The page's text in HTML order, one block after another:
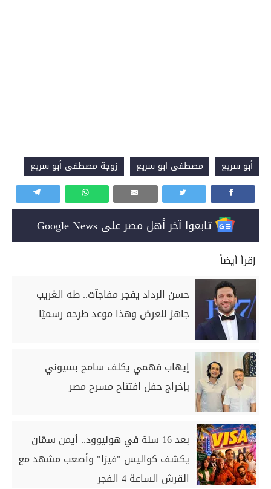
أبو سريع مصطفى ابو سريع زوجة مصطفى أبو سريع
تابعوا آخر أهل مصر على Google News
إقرأ أيضاً
حسن الرداد يفجر مفاجآت.. طه الغريب
جاهز للعرض وهذا موعد طرحه رسميًا
إيهاب فهمي يكلف سامح بسيوني
بإخراج حفل افتتاح مسرح مصر
بعد 16 سنة في هوليوود.. أيمن سمّان
يكشف كواليس "فيزا" وأصعب مشهد مع
القرش الساعة 4 الفجر